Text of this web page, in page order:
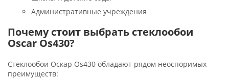
Административные учреждения
Почему стоит выбрать стеклообои
Oscar Os430?
Стеклообои Оскар Os430 обладают рядом неоспоримых
преимуществ: